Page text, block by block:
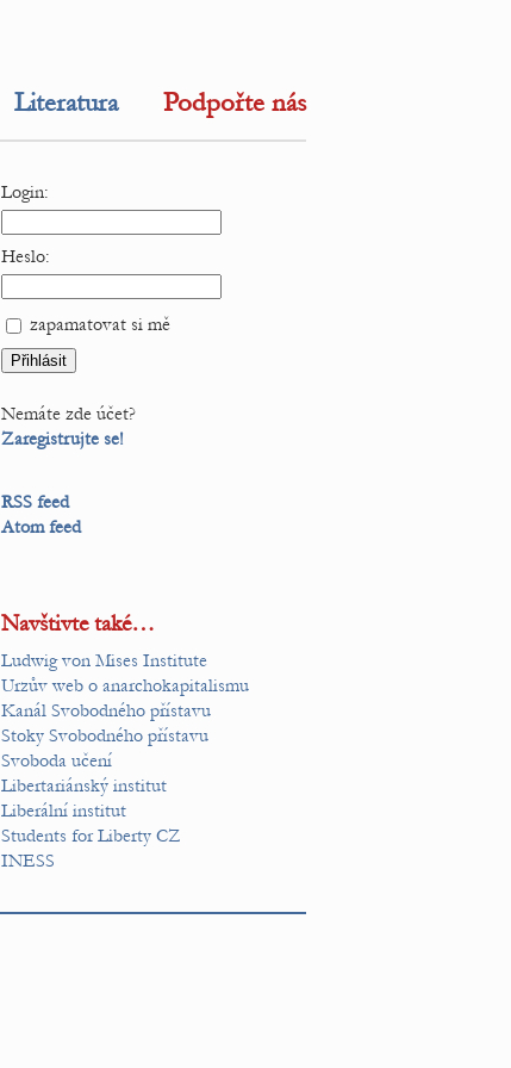
Literatura Podpořte nás
Login:
Heslo:
zapamatovat si mě
Nemáte zde účet?
Zaregistrujte se!
RSS feed
Atom feed
Navštivte také…
Ludwig von Mises Institute
Urzův web o anarchokapitalismu
Kanál Svobodného přístavu
Stoky Svobodného přístavu
Svoboda učení
Libertariánský institut
Liberální institut
Students for Liberty CZ
INESS